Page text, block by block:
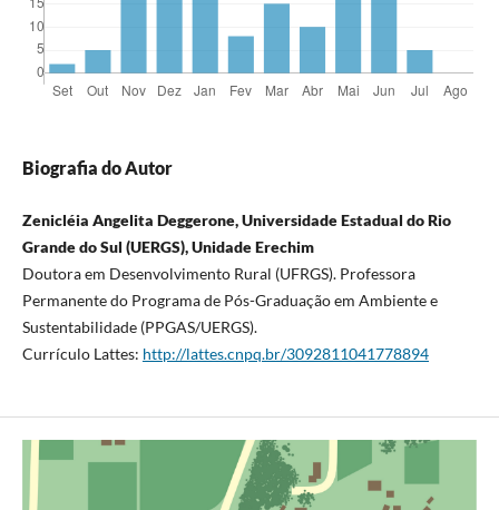
Biografia do Autor
Zenicléia Angelita Deggerone, Universidade Estadual do Rio
Grande do Sul (UERGS), Unidade Erechim
Doutora em Desenvolvimento Rural (UFRGS). Professora
Permanente do Programa de Pós-Graduação em Ambiente e
Sustentabilidade (PPGAS/UERGS).
Currículo Lattes: http://lattes.cnpq.br/3092811041778894